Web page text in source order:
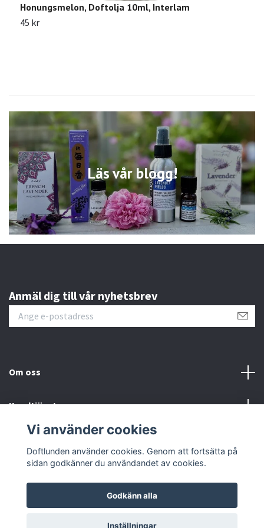
Läs vår blogg!
Honungsmelon, Doftolja 10ml, Interlam
45 kr
Anmäl dig till vår nyhetsbrev
Om oss
Kundtjänst
© 2026 Doftlunden
Vi använder cookies
Doftlunden använder cookies. Genom att fortsätta på
sidan godkänner du användandet av cookies.
Godkänn alla
Inställningar